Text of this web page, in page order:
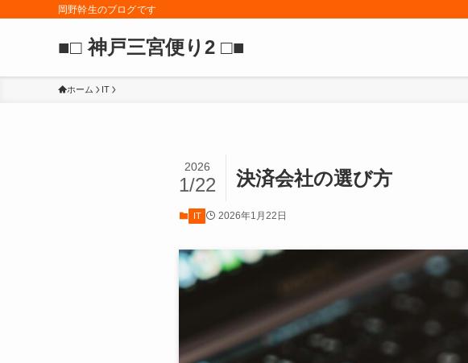
岡野幹生のブログです
■□ 神戸三宮便り2 □■
ホーム IT
決済会社の選び方
2026
1/22
IT 2026年1月22日